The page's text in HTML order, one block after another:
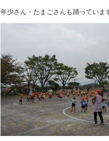
年少さん・たまごさんも踊っていま